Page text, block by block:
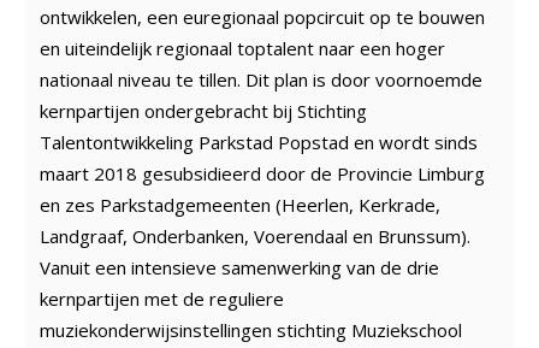
ontwikkelen, een euregionaal popcircuit op te bouwen
en uiteindelijk regionaal toptalent naar een hoger
nationaal niveau te tillen. Dit plan is door voornoemde
kernpartijen ondergebracht bij Stichting
Talentontwikkeling Parkstad Popstad en wordt sinds
maart 2018 gesubsidieerd door de Provincie Limburg
en zes Parkstadgemeenten (Heerlen, Kerkrade,
Landgraaf, Onderbanken, Voerendaal en Brunssum).
Vanuit een intensieve samenwerking van de drie
kernpartijen met de reguliere
muziekonderwijsinstellingen stichting Muziekschool